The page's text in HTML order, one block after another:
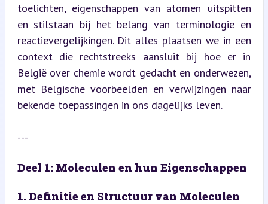
toelichten, eigenschappen van atomen uitspitten
en stilstaan bij het belang van terminologie en
reactievergelijkingen. Dit alles plaatsen we in een
context die rechtstreeks aansluit bij hoe er in
België over chemie wordt gedacht en onderwezen,
met Belgische voorbeelden en verwijzingen naar
bekende toepassingen in ons dagelijks leven.
---
Deel 1: Moleculen en hun Eigenschappen
1. Definitie en Structuur van Moleculen